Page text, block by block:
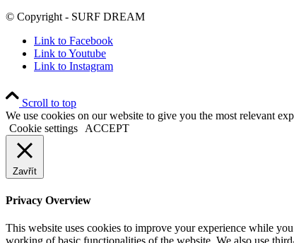
© Copyright - SURF DREAM
Link to Facebook
Link to Youtube
Link to Instagram
Scroll to top
We use cookies on our website to give you the most relevant
Cookie settings
ACCEPT
Zavřít
Privacy Overview
This website uses cookies to improve your experience while
working of basic functionalities of the website. We also use